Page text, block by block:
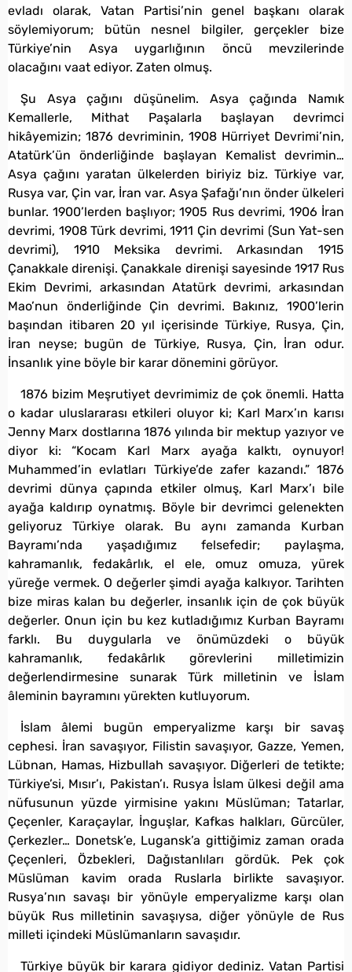
evladı olarak, Vatan Partisi’nin genel başkanı olarak
söylemiyorum; bütün nesnel bilgiler, gerçekler bize
Türkiye’nin Asya uygarlığının öncü mevzilerinde
olacağını vaat ediyor. Zaten olmuş.
Şu Asya çağını düşünelim. Asya çağında Namık
Kemallerle, Mithat Paşalarla başlayan devrimci
hikâyemizin; 1876 devriminin, 1908 Hürriyet Devrimi’nin,
Atatürk’ün önderliğinde başlayan Kemalist devrimin…
Asya çağını yaratan ülkelerden biriyiz biz. Türkiye var,
Rusya var, Çin var, İran var. Asya Şafağı’nın önder ülkeleri
bunlar. 1900’lerden başlıyor; 1905 Rus devrimi, 1906 İran
devrimi, 1908 Türk devrimi, 1911 Çin devrimi (Sun Yat-sen
devrimi), 1910 Meksika devrimi. Arkasından 1915
Çanakkale direnişi. Çanakkale direnişi sayesinde 1917 Rus
Ekim Devrimi, arkasından Atatürk devrimi, arkasından
Mao’nun önderliğinde Çin devrimi. Bakınız, 1900’lerin
başından itibaren 20 yıl içerisinde Türkiye, Rusya, Çin,
İran neyse; bugün de Türkiye, Rusya, Çin, İran odur.
İnsanlık yine böyle bir karar dönemini görüyor.
1876 bizim Meşrutiyet devrimimiz de çok önemli. Hatta
o kadar uluslararası etkileri oluyor ki; Karl Marx’ın karısı
Jenny Marx dostlarına 1876 yılında bir mektup yazıyor ve
diyor ki: “Kocam Karl Marx ayağa kalktı, oynuyor!
Muhammed’in evlatları Türkiye’de zafer kazandı.” 1876
devrimi dünya çapında etkiler olmuş, Karl Marx’ı bile
ayağa kaldırıp oynatmış. Böyle bir devrimci gelenekten
geliyoruz Türkiye olarak. Bu aynı zamanda Kurban
Bayramı’nda yaşadığımız felsefedir; paylaşma,
kahramanlık, fedakârlık, el ele, omuz omuza, yürek
yüreğe vermek. O değerler şimdi ayağa kalkıyor. Tarihten
bize miras kalan bu değerler, insanlık için de çok büyük
değerler. Onun için bu kez kutladığımız Kurban Bayramı
farklı. Bu duygularla ve önümüzdeki o büyük
kahramanlık, fedakârlık görevlerini milletimizin
değerlendirmesine sunarak Türk milletinin ve İslam
âleminin bayramını yürekten kutluyorum.
İslam âlemi bugün emperyalizme karşı bir savaş
cephesi. İran savaşıyor, Filistin savaşıyor, Gazze, Yemen,
Lübnan, Hamas, Hizbullah savaşıyor. Diğerleri de tetikte;
Türkiye’si, Mısır’ı, Pakistan’ı. Rusya İslam ülkesi değil ama
nüfusunun yüzde yirmisine yakını Müslüman; Tatarlar,
Çeçenler, Karaçaylar, İnguşlar, Kafkas halkları, Gürcüler,
Çerkezler… Donetsk’e, Lugansk’a gittiğimiz zaman orada
Çeçenleri, Özbekleri, Dağıstanlıları gördük. Pek çok
Müslüman kavim orada Ruslarla birlikte savaşıyor.
Rusya’nın savaşı bir yönüyle emperyalizme karşı olan
büyük Rus milletinin savaşıysa, diğer yönüyle de Rus
milleti içindeki Müslümanların savaşıdır.
Türkiye büyük bir karara gidiyor dediniz. Vatan Partisi